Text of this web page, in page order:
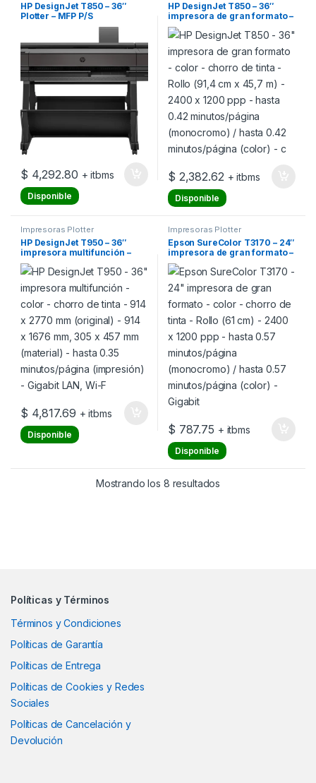
HP DesignJet T850 – 36″
Plotter – MFP P/S
$ 4,292.80 + itbms
Disponible
HP DesignJet T850 – 36″
impresora de gran formato –
color – chorro de tinta – Rollo
(91,4 cm x 45,7 m) – 2400 x
1200 ppp – hasta 0.42
minutos/página
(monocromo) / hasta 0.42
$ 2,382.62 + itbms
Disponible
Impresoras Plotter
HP DesignJet T950 – 36″
impresora multifunción –
color – chorro de tinta – 914 x
2770 mm (original) – 914 x
1676 mm, 305 x 457 mm
(material) – hasta 0.35
minutos/página (impresión)
$ 4,817.69 + itbms
Disponible
Impresoras Plotter
Epson SureColor T3170 – 24″
impresora de gran formato –
color – chorro de tinta – Rollo
(61 cm) – 2400 x 1200 ppp –
hasta 0.57 minutos/página
(monocromo) / hasta 0.57
minutos/página (color) –
$ 787.75 + itbms
Disponible
Mostrando los 8 resultados
Políticas y Términos
Términos y Condiciones
Políticas de Garantía
Políticas de Entrega
Políticas de Cookies y Redes
Sociales
Políticas de Cancelación y
Devolución